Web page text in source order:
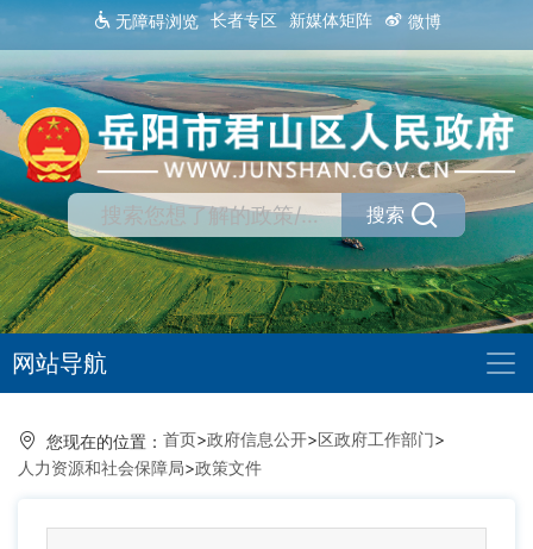
无障碍浏览 长者专区 新媒体矩阵 微博
搜索
网站导航
您现在的位置： 首页>政府信息公开>区政府工作部门>
人力资源和社会保障局>政策文件